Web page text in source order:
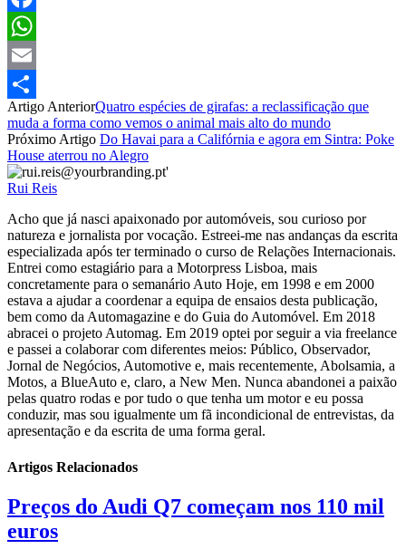
Facebook
WhatsApp
Email
Partilhar
Artigo AnteriorQuatro espécies de girafas: a reclassificação que
muda a forma como vemos o animal mais alto do mundo
Próximo Artigo Do Havai para a Califórnia e agora em Sintra: Poke
House aterrou no Alegro
Rui Reis
Acho que já nasci apaixonado por automóveis, sou curioso por
natureza e jornalista por vocação. Estreei-me nas andanças da escrita
especializada após ter terminado o curso de Relações Internacionais.
Entrei como estagiário para a Motorpress Lisboa, mais
concretamente para o semanário Auto Hoje, em 1998 e em 2000
estava a ajudar a coordenar a equipa de ensaios desta publicação,
bem como da Automagazine e do Guia do Automóvel. Em 2018
abracei o projeto Automag. Em 2019 optei por seguir a via freelance
e passei a colaborar com diferentes meios: Público, Observador,
Jornal de Negócios, Automotive e, mais recentemente, Abolsamia, a
Motos, a BlueAuto e, claro, a New Men. Nunca abandonei a paixão
pelas quatro rodas e por tudo o que tenha um motor e eu possa
conduzir, mas sou igualmente um fã incondicional de entrevistas, da
apresentação e da escrita de uma forma geral.
Artigos Relacionados
Preços do Audi Q7 começam nos 110 mil
euros